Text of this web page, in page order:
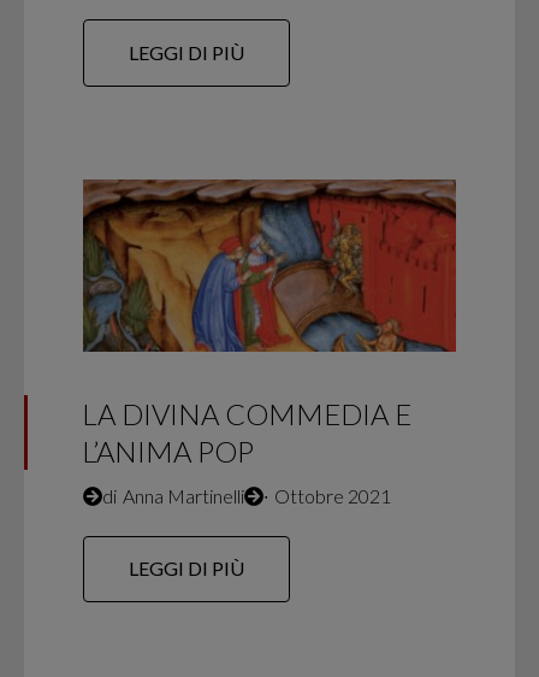
LEGGI DI PIÙ
LA DIVINA COMMEDIA E
L’ANIMA POP
di Anna Martinelli ∙ Ottobre 2021
LEGGI DI PIÙ